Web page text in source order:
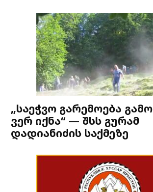
„საეჭვო გარემოება
ვერ იქნა“ — შსს გურამ
დადიანიძის საქმეზე